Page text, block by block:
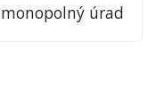
úrad